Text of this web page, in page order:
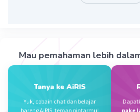
bahan/benda yang
baik secara langsung
Beri Rating
Mau pemahaman lebih
Tanya ke AiRIS
Yuk, cobain chat dan belajar
bareng AiRIS, teman pintarmu!
pake